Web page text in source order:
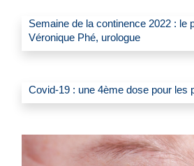
Semaine de la continence 2022 : le
Véronique Phé, urologue
Covid-19 : une 4ème dose pour les